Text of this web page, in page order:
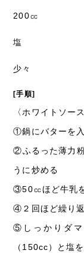
200㏄
塩
少々
[手順]
〈ホワイトソー
①鍋にバターを
②ふるった薄力
うに炒める
③50㏄ほど牛乳
④ ２回ほど繰り
⑤ しっかりダ
（150cc）と塩